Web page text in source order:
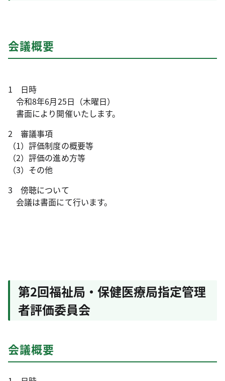
会議概要
1 日時
令和8年6月25日（木曜日）
書面により開催いたします。
2 審議事項
（1）評価制度の概要等
（2）評価の進め方等
（3）その他
3 傍聴について
会議は書面にて行います。
第2回福祉局・保健医療局指定管理
者評価委員会
会議概要